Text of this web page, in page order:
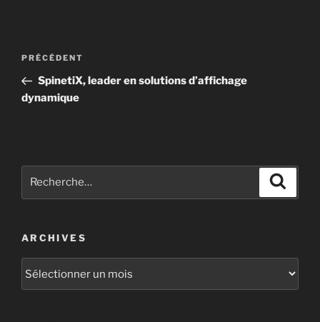
PRÉCÉDENT
SpinetiX, leader en solutions d’affichage
dynamique
ARCHIVES